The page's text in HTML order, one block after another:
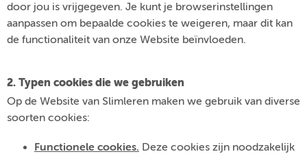
door jou is vrijgegeven. Je kunt je browserinstellingen
aanpassen om bepaalde cookies te weigeren, maar dit kan
de functionaliteit van onze Website beïnvloeden.
2. Typen cookies die we gebruiken
Op de Website van Slimleren maken we gebruik van diverse
soorten cookies:
Functionele cookies. Deze cookies zijn noodzakelijk